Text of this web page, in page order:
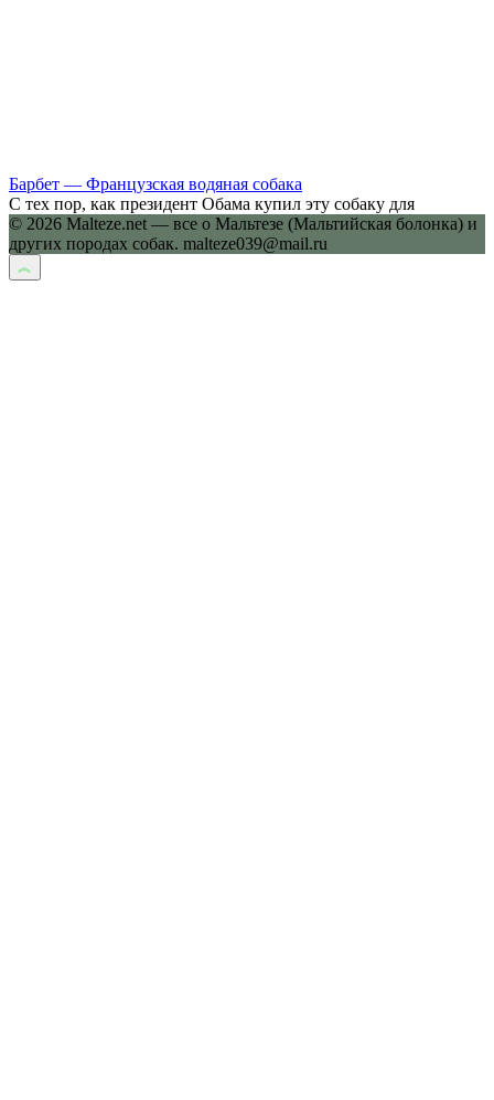
Барбет — Французская водяная собака
С тех пор, как президент Обама купил эту собаку для
© 2026 Malteze.net — все о Мальтезе (Мальтийская болонка) и
других породах собак. malteze039@mail.ru